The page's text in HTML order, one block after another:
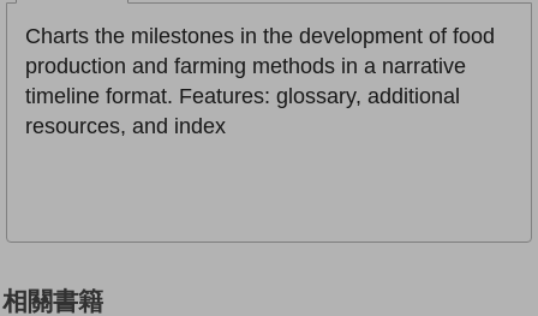
Charts the milestones in the development of food
production and farming methods in a narrative
timeline format. Features: glossary, additional
resources, and index
相關書籍